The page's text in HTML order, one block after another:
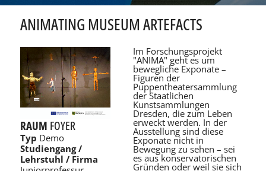
ANIMATING MUSEUM ARTEFACTS
RAUM FOYER
Typ Demo
Studiengang /
Lehrstuhl / Firma
Im Forschungsprojekt
"ANIMA" geht es um
bewegliche Exponate –
Figuren der
Puppentheatersammlung
der Staatlichen
Kunstsammlungen
Dresden, die zum Leben
erweckt werden. In der
Ausstellung sind diese
Exponate nicht in
Bewegung zu sehen – sei
es aus konservatorischen
Gründen oder weil sie sich